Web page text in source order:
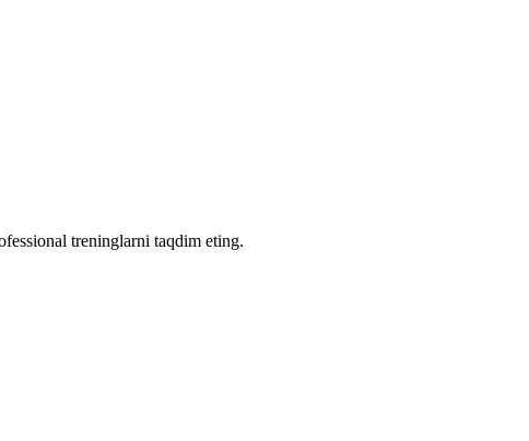
treninglarni taqdim eting.